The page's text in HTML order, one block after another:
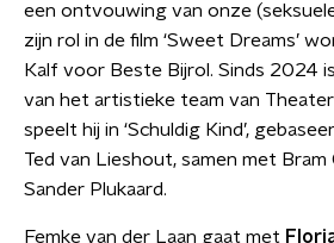
een ontvouwing van onze
zijn rol in de film ‘Sweet Dreams’
Kalf voor Beste Bijrol. Sinds 2024
van het artistieke team van
speelt hij in ‘Schuldig Kind’,
Ted van Lieshout, samen met Bram
Sander Plukaard.
Femke van der Laan gaat met